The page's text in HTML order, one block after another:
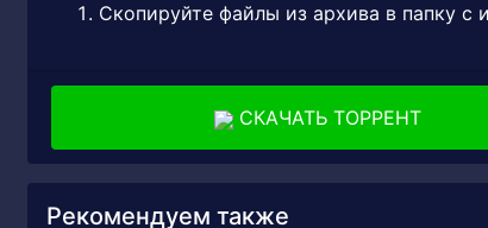
Скопируйте файлы из архива в папку с
СКАЧАТЬ ТОРРЕНТ
Рекомендуем также